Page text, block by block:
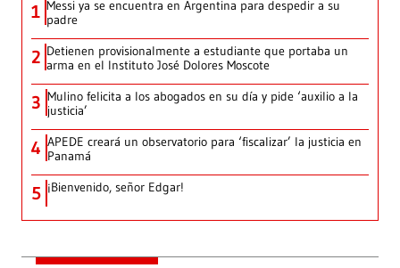
1 Messi ya se encuentra en Argentina para despedir a su
padre
2 Detienen provisionalmente a estudiante que portaba un
arma en el Instituto José Dolores Moscote
3 Mulino felicita a los abogados en su día y pide ‘auxilio a la
justicia’
4 APEDE creará un observatorio para ‘fiscalizar’ la justicia en
Panamá
5 ¡Bienvenido, señor Edgar!